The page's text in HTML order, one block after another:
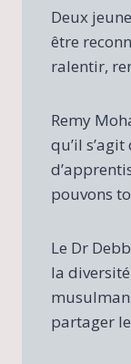
Deux
être
ralentir,
Remy
qu’il
pouvons
Le Dr
la
partager